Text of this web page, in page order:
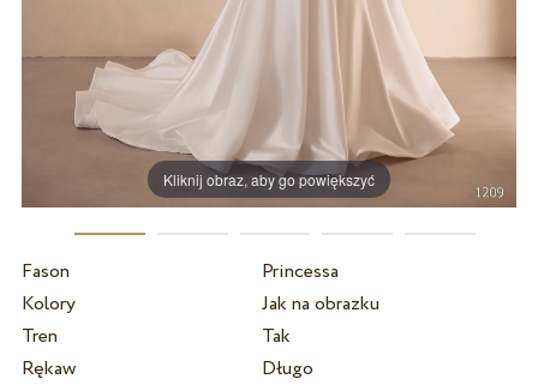
Kliknij obraz, aby go powiększyć
Fason
Princessa
Kolory
Jak na obrazku
Tren
Tak
Rękaw
Długo